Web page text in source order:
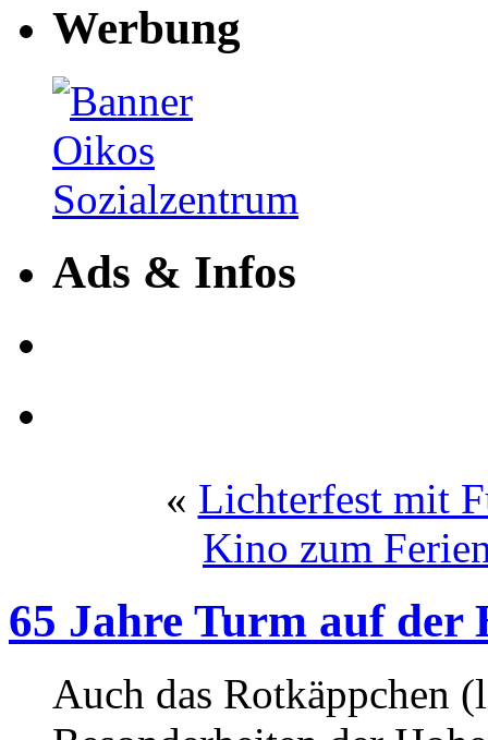
Werbung
Ads & Infos
« Lichterfest mit
Kino zum
65 Jahre Turm auf der
Auch das Rotkäppchen